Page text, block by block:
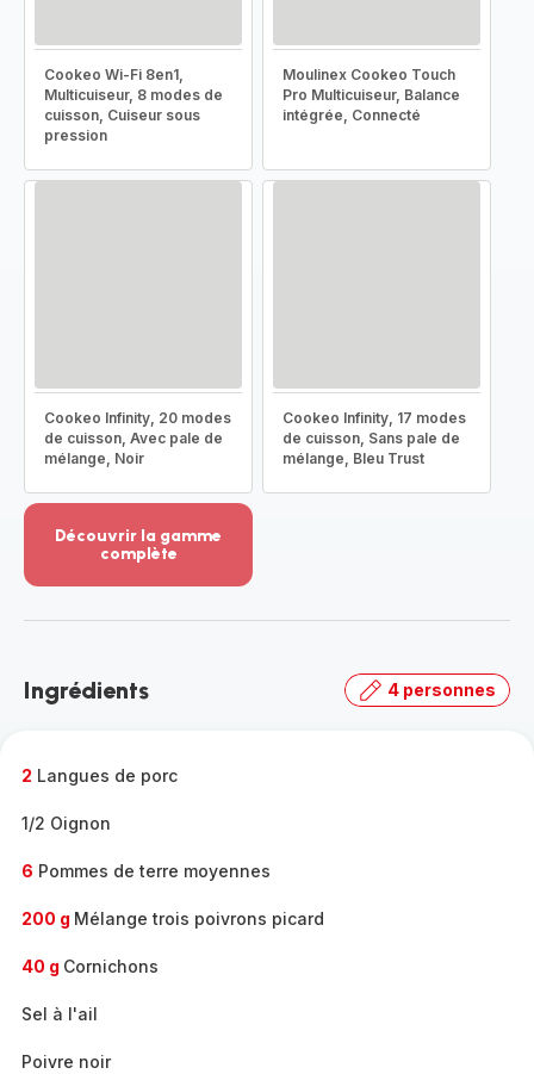
Cookeo Wi-Fi 8en1,
Multicuiseur, 8 modes de
cuisson, Cuiseur sous
pression
Moulinex Cookeo Touch
Pro Multicuiseur, Balance
intégrée, Connecté
Cookeo Infinity, 20 modes
de cuisson, Avec pale de
mélange, Noir
Cookeo Infinity, 17 modes
de cuisson, Sans pale de
mélange, Bleu Trust
Découvrir la gamme
complète
-
gamme
Ingrédients 4 personnes
2 Langues de porc
1/2 Oignon
6 Pommes de terre moyennes
200 g Mélange trois poivrons picard
40 g Cornichons
Sel à l'ail
Poivre noir